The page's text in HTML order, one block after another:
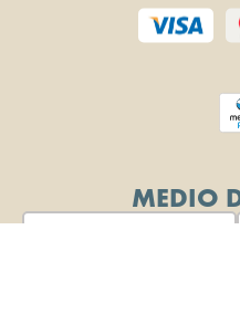
MEDIO